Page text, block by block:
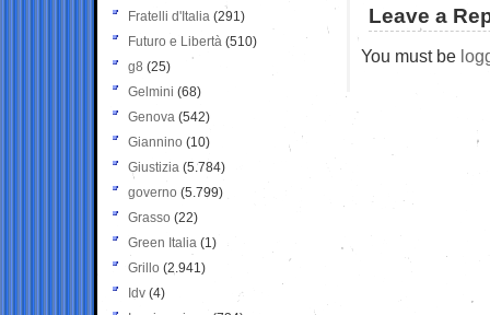
Leave a
You must be
Fratelli d'Italia (291)
Futuro e Libertà (510)
g8 (25)
Gelmini (68)
Genova (542)
Giannino (10)
Giustizia (5.784)
governo (5.799)
Grasso (22)
Green Italia (1)
Grillo (2.941)
Idv (4)